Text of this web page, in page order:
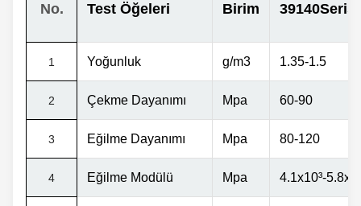
No. Test Öğeleri Birim 39140Serisi
1 Yoğunluk g/m3 1.35-1.5
2 Çekme Dayanımı Mpа 60-90
3 Eğilme Dayanımı Mpa 80-120
4 Eğilme Modülü Mpa 4.1x10³-